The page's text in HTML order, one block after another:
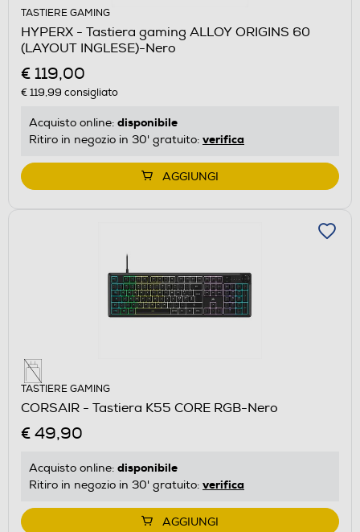
TASTIERE GAMING
HYPERX - Tastiera gaming ALLOY ORIGINS 60
(LAYOUT INGLESE)-Nero
€ 119,00
€ 119,99 consigliato
Acquisto online: disponibile
Ritiro in negozio in 30' gratuito: verifica
AGGIUNGI
TASTIERE GAMING
CORSAIR - Tastiera K55 CORE RGB-Nero
€ 49,90
Acquisto online: disponibile
Ritiro in negozio in 30' gratuito: verifica
AGGIUNGI